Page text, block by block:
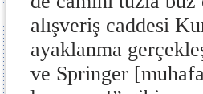
alışveriş caddesi
ayaklanma
ve Springer